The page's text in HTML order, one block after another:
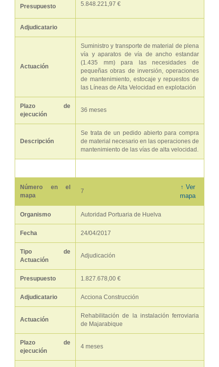
Presupuesto 5.848.221,97 €
Adjudicatario
Actuación
Suministro y transporte de material de plena
vía y aparatos de vía de ancho estandar
(1.435 mm) para las necesidades de
pequeñas obras de inversión, operaciones
de mantenimiento, estocaje y repuestos de
las Líneas de Alta Velocidad en explotación
Plazo de
ejecución
36 meses
Descripción
Se trata de un pedido abierto para compra
de material necesario en las operaciones de
mantenimiento de las vías de alta velocidad.
Número en el
mapa
7
↑ Ver
mapa
Organismo Autoridad Portuaria de Huelva
Fecha 24/04/2017
Tipo de
Actuación
Adjudicación
Presupuesto 1.827.678,00 €
Adjudicatario Acciona Construcción
Actuación
Rehabilitación de la instalación ferroviaria
de Majarabique
Plazo de
ejecución
4 meses